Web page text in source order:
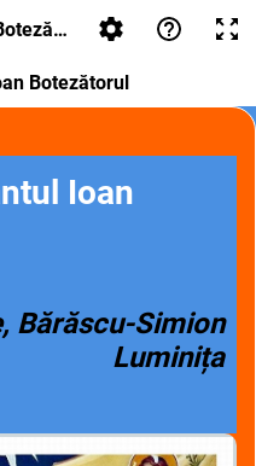
clasa a-X-a
Botezătorul
Ioan
Bărăscu-Simion
Luminița